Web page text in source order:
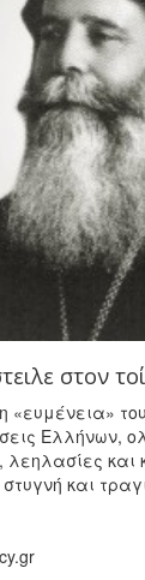
στον
«ευμένεια»
Ελλήνων,
λεηλασίες
και